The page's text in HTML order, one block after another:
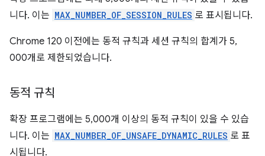
니다. 이는 MAX_NUMBER_OF_SESSION_RULES 로 표시됩니다.
Chrome 120 이전에는 동적 규칙과 세션 규칙의 합계가 5,
000개로 제한되었습니다.
동적 규칙
확장 프로그램에는 5,000개 이상의 동적 규칙이 있을 수 있습
니다. 이는 MAX_NUMBER_OF_UNSAFE_DYNAMIC_RULES 로 표
시됩니다.